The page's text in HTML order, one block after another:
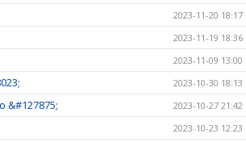
2023-11-20 18:17
2023-11-19 18:36
2023-11-09 13:00
2023-10-30 18:13
&#127875; 2023-10-27 21:42
2023-10-23 12:23